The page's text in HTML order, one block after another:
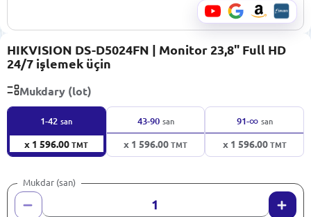
HIKVISION DS-D5024FN | Monitor 23,8" Full HD
24/7 işlemek üçin
Mukdary (lot)
1-42 san
x 1 596.00TMT
43-90 san
x 1 596.00TMT
91-∞ san
x 1 596.00TMT
Mukdar (san)